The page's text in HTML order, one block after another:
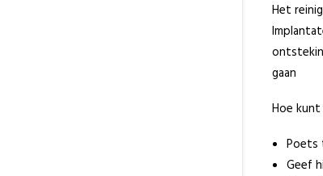
Het
gaan
Hoe
Poets
Geef